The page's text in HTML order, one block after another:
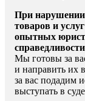
При
товаров и
опытных
Мы готовы за
и направить их
за вас подадим
выступать в